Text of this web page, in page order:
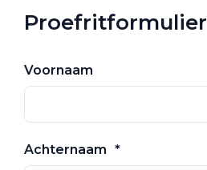
Proefritformulier
Voornaam
Achternaam